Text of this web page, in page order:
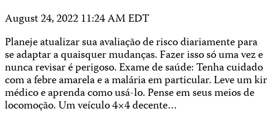
August 24, 2022 11:24 AM EDT
Planeje atualizar sua avaliação de risco diariamente para
se adaptar a quaisquer mudanças. Fazer isso só uma vez e
nunca revisar é perigoso. Exame de saúde: Tenha cuidado
com a febre amarela e a malária em particular. Leve um kir
médico e aprenda como usá-lo. Pense em seus meios de
locomoção. Um veículo 4×4 decente…